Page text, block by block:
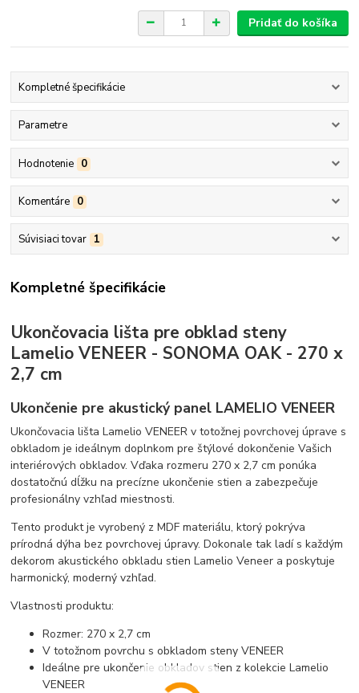
Pridať do košíka
Kompletné špecifikácie
Parametre
Hodnotenie 0
Komentáre 0
Súvisiaci tovar 1
Kompletné špecifikácie
Ukončovacia lišta pre obklad steny
Lamelio VENEER - SONOMA OAK - 270 x
2,7 cm
Ukončenie pre akustický panel LAMELIO VENEER
Ukončovacia lišta Lamelio VENEER v totožnej povrchovej úprave s
obkladom je ideálnym doplnkom pre štýlové dokončenie Vašich
interiérových obkladov. Vďaka rozmeru 270 x 2,7 cm ponúka
dostatočnú dĺžku na precízne ukončenie stien a zabezpečuje
profesionálny vzhľad miestnosti.
Tento produkt je vyrobený z MDF materiálu, ktorý pokrýva
prírodná dýha bez povrchovej úpravy. Dokonale tak ladí s každým
dekorom akustického obkladu stien Lamelio Veneer a poskytuje
harmonický, moderný vzhľad.
Vlastnosti produktu:
Rozmer: 270 x 2,7 cm
V totožnom povrchu s obkladom steny VENEER
Ideálne pre ukončenie obkladov stien z kolekcie Lamelio
VENEER